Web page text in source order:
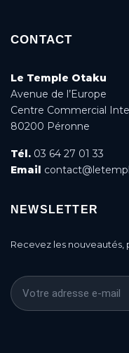
CONTACT
Le Temple Otaku
Avenue de l’Europe
Centre Commercial
80200 Péronne
Tél. 03 64 27 01 33
Email
NEWSLETTER
Recevez les